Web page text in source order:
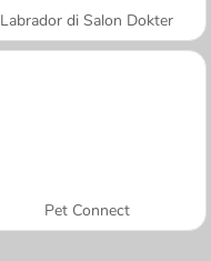
Labrador di Salon Dokter
Pet Connect